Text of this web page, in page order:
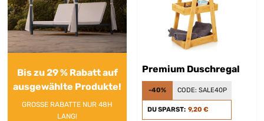
Bis zu 29 % Rabatt auf
ausgewählte Produkte!
GROSSE RABATTE NUR 48H
LANG!
Premium Duschregal
-40% CODE: SALE40P
DU SPARST: 9,20 €